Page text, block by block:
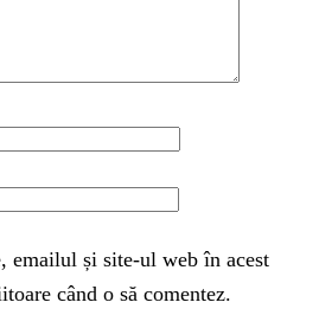
emailul și site-ul web în acest
când o să comentez.